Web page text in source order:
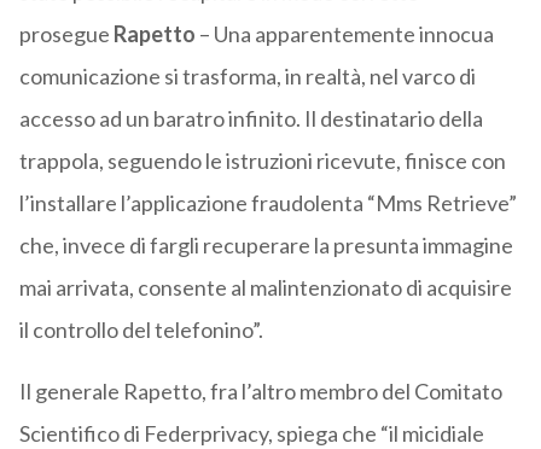
prosegue Rapetto – Una apparentemente innocua
comunicazione si trasforma, in realtà, nel varco di
accesso ad un baratro infinito. Il destinatario della
trappola, seguendo le istruzioni ricevute, finisce con
l’installare l’applicazione fraudolenta “Mms Retrieve”
che, invece di fargli recuperare la presunta immagine
mai arrivata, consente al malintenzionato di acquisire
il controllo del telefonino”.
Il generale Rapetto, fra l’altro membro del Comitato
Scientifico di Federprivacy, spiega che “il micidiale